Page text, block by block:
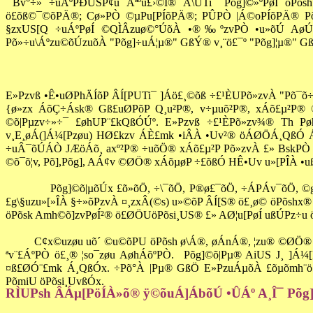
ö£õß©¯©õPÄ®; Cø»PÒ ©µPu[PÍõPÄ®; PÛPÒ |Á©oPÍõPÄ®
§zxUS[Q ÷uÁºPøÍ ©QÌÂzuø©°ÚõÀ •®‰ºzvPÒ •u»õÚ
Põ»÷u\Áºzu©õÚzuõÀ "Põg]÷uÁ¦µ®" GßÝ® v¸¨ö£¯º "Põg]¦µ®"
E»Pzvß •Ê•uØPhÄÍõP ÂÍ[PUTi¯ ]Áö£¸©õß ÷£¹ÈUPõ»zvÀ
{ø»zx ÁõÇ÷Ásk® Gß£uØPõP Q¸u²P®, v÷µuõ²P®,
©õ|Pµzv÷»÷¯ £øhUP¨£kQßÓÚº. E»Pzvß ÷£¹ÈPõ»zv¾® Th
v¸E¸ øÁ(]Á¼[Pzøu) HØ£kzv ÁÈ£mk •iÂÀ •Uv²® öÁØÖÁ¸QßÓ
÷uÂ¯õÚÁÒ JÆöÁõ¸ axº²P® ÷uõÖ® xÁõ£µ²P Põ»zvÀ £» BskPÒ
©õ¯õ¦v, Põ],Põg], AÁ¢v ©ØÖ® xÁõµøP ÷£õßÓ HÊ•Uv u»[PÎÀ
Põg]©õ|µõÚx £õ»õÖ, ÷\¯õÖ, P®ø£¯õÖ, ÷ÁPÁv¯õÖ,
£g\§uzu»[»ÎÀ §÷»õPzvÀ ¤¸zxÂ(©s) u»©õP ÂÍ[S® ö£¸ø©
öPõsk Amh©õ]zvPøÍ²® ö£ØÖUöPõsi¸US® £» AØ¦u[PøÍ ußÚPz÷u
C¢x©uzøu uõ´ ©u©õPU öPõsh ø\Á®, øÁnÁ®, ¦zu®
ªv¨£ÁºPÒ ö£¸® ¦so¯zøu AøhÁõºPÒ.
Põg]©õ|Pµ® AiUS J¸
¤ß£ØÓ¨£mk Á¸QßÓx.÷Põ°À |Pµ® GßÖ E»PzuÁµõÀ
PõmiU öPõsi¸UvßÓx.
RÌUPsh ÂÁµ[PöÍÀ»õ® ÿ©õuÁ]ÁbõÚ •ÛÁº A¸Î¯